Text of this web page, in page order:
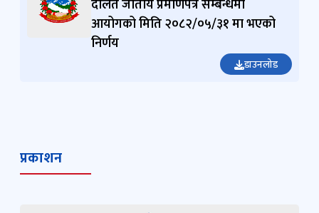
दलित जातीय प्रमाणपत्र सम्बन्धमा
आयोगको मिति २०८२/०५/३१ मा भएको
निर्णय
डाउनलोड
प्रकाशन